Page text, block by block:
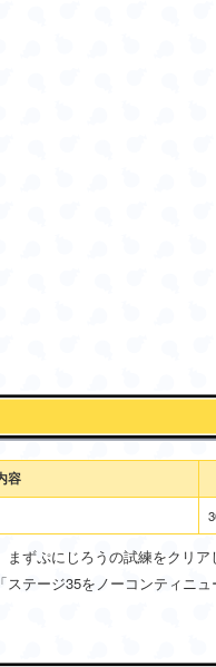
容
ずぷにじろうの試練をクリ
テージ35をノーコンティニ